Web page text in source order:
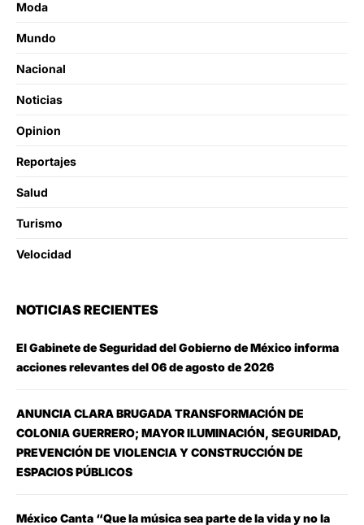
Moda
Mundo
Nacional
Noticias
Opinion
Reportajes
Salud
Turismo
Velocidad
NOTICIAS RECIENTES
El Gabinete de Seguridad del Gobierno de México informa
acciones relevantes del 06 de agosto de 2026
ANUNCIA CLARA BRUGADA TRANSFORMACIÓN DE
COLONIA GUERRERO; MAYOR ILUMINACIÓN, SEGURIDAD,
PREVENCIÓN DE VIOLENCIA Y CONSTRUCCIÓN DE
ESPACIOS PÚBLICOS
México Canta “Que la música sea parte de la vida y no la